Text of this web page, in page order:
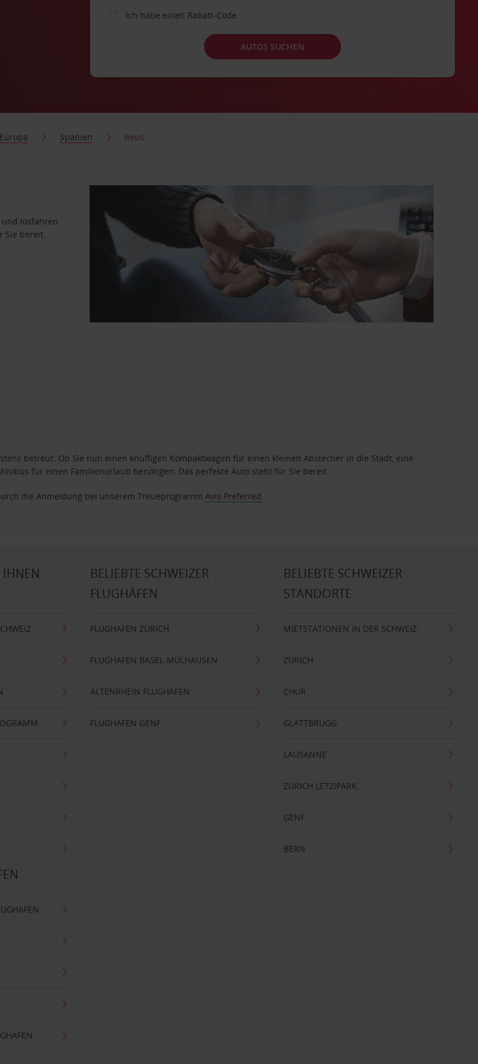
Ich habe einen Rabatt-Code
AUTOS SUCHEN
Europa Spanien Reus
losfahren.
Sie bereit.
betreut. Ob Sie nun einen knuffigen Kompaktwagen für einen kleinen Abstecher in die Stadt, eine
für einen Familienurlaub benötigen: Das perfekte Auto steht für Sie bereit.
die Anmeldung bei unserem TreueprogrammAvis Preferred.
BELIEBTE SCHWEIZER
FLUGHÄFEN
FLUGHAFEN ZÜRICH
FLUGHAFEN BASEL-MÜLHAUSEN
ALTENRHEIN FLUGHAFEN
FLUGHAFEN GENF
BELIEBTE SCHWEIZER
STANDORTE
MIETSTATIONEN IN DER SCHWEIZ
ZÜRICH
CHUR
GLATTBRUGG
LAUSANNE
ZÜRICH LETZIPARK
GENF
BERN